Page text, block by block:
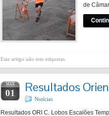
de
Este artigo não tem etiquetas.
MAR
01 Resultados
Notícias
Resultados ORI C. Lobos Escalões